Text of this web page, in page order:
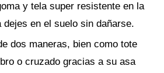
y tela super resistente en la
dejes en el suelo sin dañarse.
dos maneras, bien como tote
o cruzado gracias a su asa